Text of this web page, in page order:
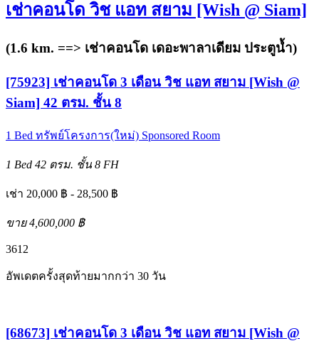
เช่าคอนโด วิช แอท สยาม [Wish @ Siam]
(1.6 km. ==> เช่าคอนโด เดอะพาลาเดียม ประตูน้ำ)
[75923] เช่าคอนโด 3 เดือน วิช แอท สยาม [Wish @
Siam] 42 ตรม. ชั้น 8
1 Bed ทรัพย์โครงการ(ใหม่) Sponsored Room
1 Bed 42 ตรม. ชั้น 8 FH
เช่า 20,000 ฿ - 28,500 ฿
ขาย 4,600,000 ฿
3612
อัพเดตครั้งสุดท้ายมากกว่า 30 วัน
[68673] เช่าคอนโด 3 เดือน วิช แอท สยาม [Wish @